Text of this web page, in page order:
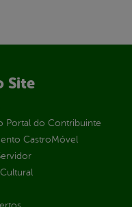
Site
Portal do Contribuinte
CastroMóvel